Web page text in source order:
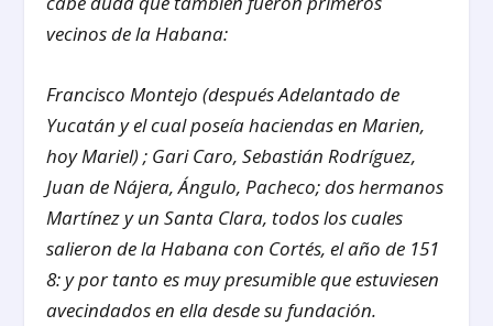
vecinos de la Habana:
Francisco Montejo (después Adelantado de
Yucatán y el cual poseía haciendas en Marien,
hoy Mariel) ; Gari Caro, Sebastián Rodríguez,
Juan de Nájera, Ángulo, Pacheco; dos hermanos
Martínez y un Santa Clara, todos los cuales
salieron de la Habana con Cortés, el año de 151
8: y por tanto es muy presumible que estuviesen
avecindados en ella desde su fundación.